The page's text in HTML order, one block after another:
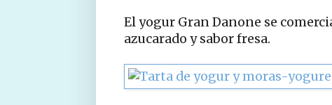
El yogur Gran Danone se
azucarado y sabor fresa.